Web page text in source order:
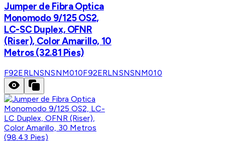
Jumper de Fibra Optica
Monomodo 9/125 OS2,
LC-SC Duplex, OFNR
(Riser), Color Amarillo, 10
Metros (32.81 Pies)
F92ERLNSNSNM010F92ERLNSNSNM010